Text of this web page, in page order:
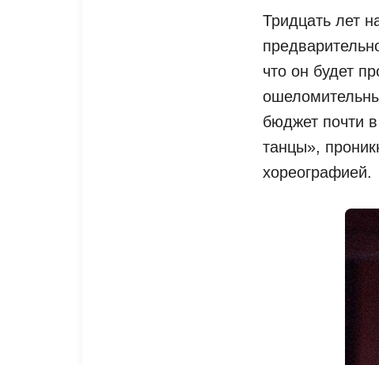
Тридцать лет
что он будет
бюджет почти
танцы»,
хореографией.